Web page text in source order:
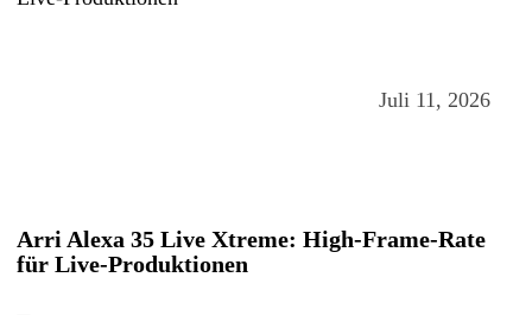
Juli 11, 2026
Arri Alexa 35 Live Xtreme: High-Frame-Rate
für Live-Produktionen